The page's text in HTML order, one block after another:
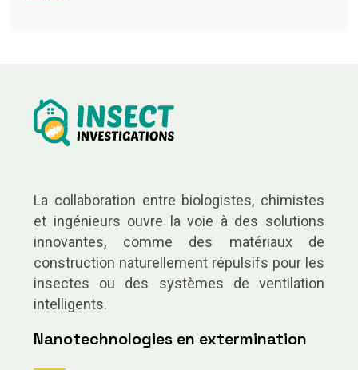
La collaboration entre biologistes, chimistes
et ingénieurs ouvre la voie à des solutions
innovantes, comme des matériaux de
construction naturellement répulsifs pour les
insectes ou des systèmes de ventilation
intelligents.
Nanotechnologies en extermination